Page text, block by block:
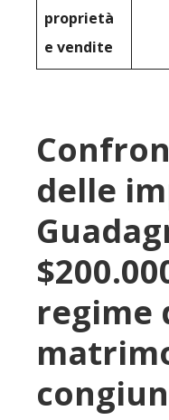
proprietà
e vendite
delle
regime